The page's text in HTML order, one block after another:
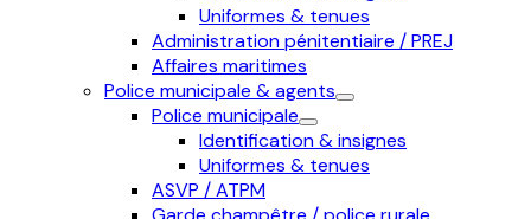
Uniformes & tenues
Administration pénitentiaire / PREJ
Affaires maritimes
Police municipale & agents
Police municipale
Identification & insignes
Uniformes & tenues
ASVP / ATPM